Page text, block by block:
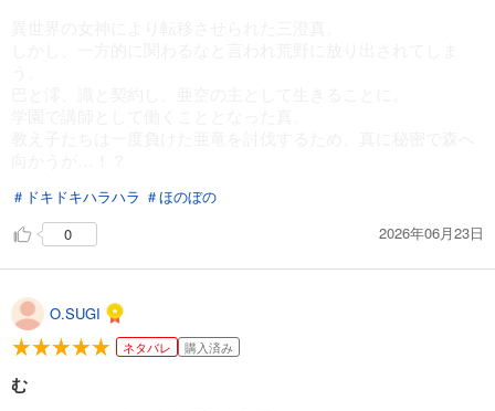
＃ドキドキハラハラ ＃ほのぼの
0
2026年06月23日
O.SUGI
ネタバレ 購入済み
む